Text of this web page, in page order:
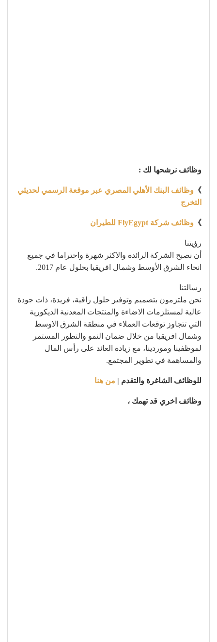
وظائف نرشحها لك :
》 وظائف البنك الأهلي المصري عبر موقعة الرسمي لحديثي
التخرج
》 وظائف شركة FlyEgypt للطيران
رؤيتنا
أن نصبح الشركة الرائدة والاكثر شهرة واحتراما في جميع
انحاء الشرق الأوسط وشمال افريقيا بحلول عام 2017.
رسالتنا
نحن ملتزمون بتصميم وتوفير حلول راقية، فريدة، ذات جودة
عالية لمستلزمات الاضاءة والمنتجات المعدنية الديكورية
التي تتجاوز توقعات العملاء في منطقة الشرق الاوسط
وشمال افريقيا من خلال ضمان النمو والتطور المستمر
لموظفينا وموردينا، مع زيادة العائد على رأس المال
والمساهمة في تطوير المجتمع.
للوظائف الشاغرة والتقدم | من هنا
وظائف اخري قد تهمك ،